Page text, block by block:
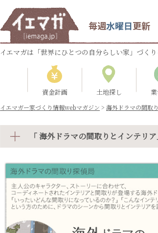
毎週水曜日更新
イエマガは「世界にひとつの自分らしい家」づく
資金計画 土地探し
イエマガー家づくり情報webマガジン > 海外ドラマの間取
「 海外ドラマの間取りとインテリ